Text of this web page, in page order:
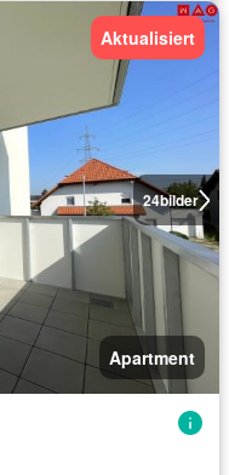
24bilder
Aktualisiert
Apartment